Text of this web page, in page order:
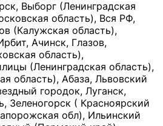
Выборг (Ленинградская
область), Вся РФ,
(Калужская область),
Ачинск, Глазов,
область),
(Ленинградская область),
область), Абаза, Львовский
городок, Луганск,
Зеленогорск ( Красноярский
обл), Ильинский